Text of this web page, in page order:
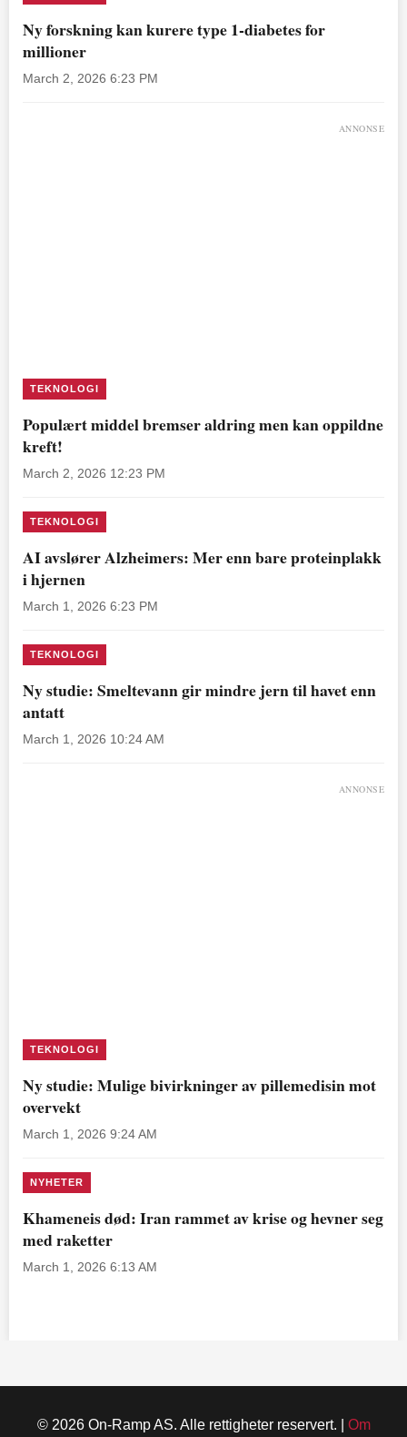
Ny forskning kan kurere type 1-diabetes for
millioner
March 2, 2026 6:23 PM
ANNONSE
TEKNOLOGI
Populært middel bremser aldring men kan oppildne
kreft!
March 2, 2026 12:23 PM
TEKNOLOGI
AI avslører Alzheimers: Mer enn bare proteinplakk
i hjernen
March 1, 2026 6:23 PM
TEKNOLOGI
Ny studie: Smeltevann gir mindre jern til havet enn
antatt
March 1, 2026 10:24 AM
ANNONSE
TEKNOLOGI
Ny studie: Mulige bivirkninger av pillemedisin mot
overvekt
March 1, 2026 9:24 AM
NYHETER
Khameneis død: Iran rammet av krise og hevner seg
med raketter
March 1, 2026 6:13 AM
© 2026 On-Ramp AS. Alle rettigheter reservert. | Om